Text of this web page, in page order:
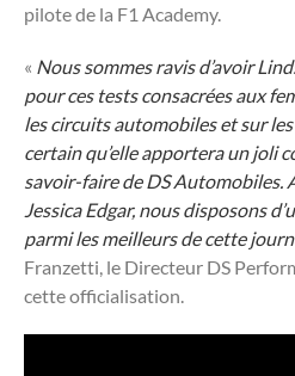
pilote de la F1 Academy.
« Nous sommes ravis d’avoir
pour ces tests consacrées aux
les circuits automobiles et sur
certain qu’elle apportera un joli
savoir-faire de DS Automobiles.
Jessica Edgar, nous disposons
parmi les meilleurs de cette
Franzetti, le Directeur DS
cette officialisation.